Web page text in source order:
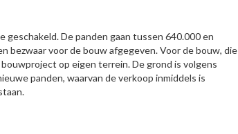
De panden gaan tussen 640.000 en
bezwaar voor de bouw afgegeven. Voor de bouw, die
op eigen terrein. De grond is volgens
panden, waarvan de verkoop inmiddels is